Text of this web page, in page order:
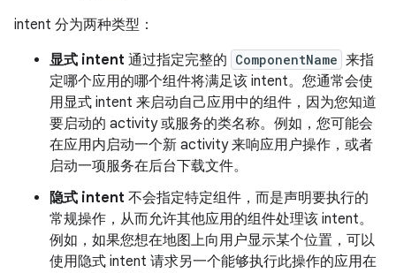
intent 分为两种类型：
显式 intent 通过指定完整的 ComponentName 来指
定哪个应用的哪个组件将满足该 intent。您通常会使
用显式 intent 来启动自己应用中的组件，因为您知道
要启动的 activity 或服务的类名称。例如，您可能会
在应用内启动一个新 activity 来响应用户操作，或者
启动一项服务在后台下载文件。
隐式 intent 不会指定特定组件，而是声明要执行的
常规操作，从而允许其他应用的组件处理该 intent。
例如，如果您想在地图上向用户显示某个位置，可以
使用隐式 intent 请求另一个能够执行此操作的应用在